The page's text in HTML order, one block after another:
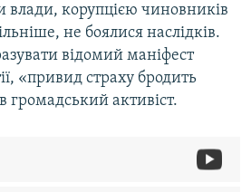
влади, корупцією чиновників
не боялися наслідків.
відомий маніфест
«привид страху бродить
громадський активіст.